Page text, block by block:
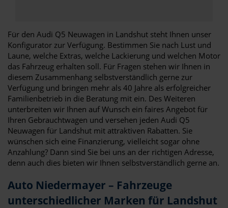
Für den Audi Q5 Neuwagen in Landshut steht Ihnen unser
Konfigurator zur Verfügung. Bestimmen Sie nach Lust und
Laune, welche Extras, welche Lackierung und welchen Motor
das Fahrzeug erhalten soll. Für Fragen stehen wir Ihnen in
diesem Zusammenhang selbstverständlich gerne zur
Verfügung und bringen mehr als 40 Jahre als erfolgreicher
Familienbetrieb in die Beratung mit ein. Des Weiteren
unterbreiten wir Ihnen auf Wunsch ein faires Angebot für
Ihren Gebrauchtwagen und versehen jeden Audi Q5
Neuwagen für Landshut mit attraktiven Rabatten. Sie
wünschen sich eine Finanzierung, vielleicht sogar ohne
Anzahlung? Dann sind Sie bei uns an der richtigen Adresse,
denn auch dies bieten wir Ihnen selbstverständlich gerne an.
Auto Niedermayer – Fahrzeuge
unterschiedlicher Marken für Landshut